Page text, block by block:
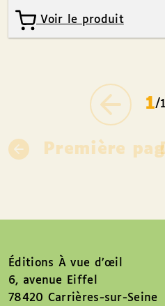
Voir le produit
Première
1/1
Éditions À vue d’œil
6, avenue Eiffel
78420 Carrières-sur-Seine